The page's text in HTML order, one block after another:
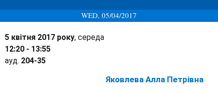
WED, 05/04/2017
5 квітня 2017 року, середа
12:20 - 13:55
ауд. 204-35
Яковлева Алла Петрівна